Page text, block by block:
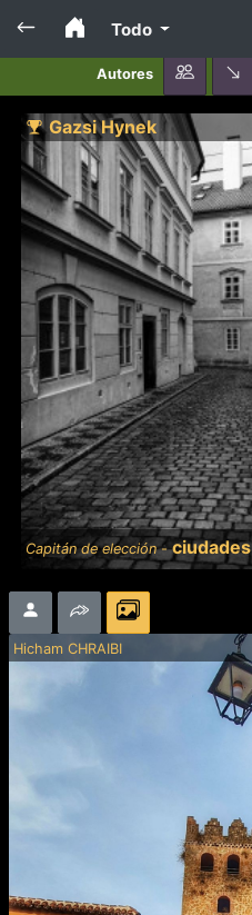
Autores
Todo
Gazsi Hynek
Capitán de elección -ciudades
Hicham CHRAIBI